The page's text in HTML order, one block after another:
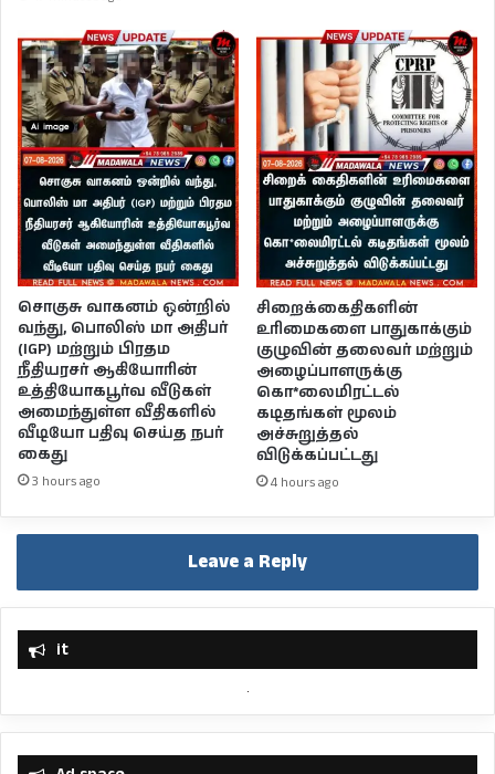
சொகுசு வாகனம் ஒன்றில்
வந்து, பொலிஸ் மா அதிபர்
(IGP) மற்றும் பிரதம
நீதியரசர் ஆகியோரின்
உத்தியோகபூர்வ வீடுகள்
அமைந்துள்ள வீதிகளில்
வீடியோ பதிவு செய்த நபர்
கைது
3 hours ago
சிறைக்கைதிகளின்
உரிமைகளை பாதுகாக்கும்
குழுவின் தலைவர் மற்றும்
அழைப்பாளருக்கு
கொ*லைமிரட்டல்
கடிதங்கள் மூலம்
அச்சுறுத்தல்
விடுக்கப்பட்டது
4 hours ago
Leave a Reply
it